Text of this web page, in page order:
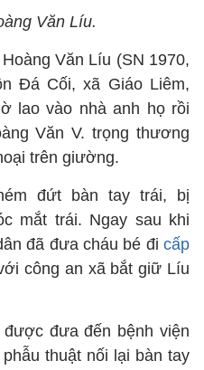
Văn Líu.
Văn Líu (SN 1970,
Đá Cối, xã Giáo Liêm,
lao vào nhà anh họ rồi
Văn V. trọng thương
trên giường.
đứt bàn tay trái, bị
mắt trái. Ngay sau khi
đã đưa cháu bé đi cấp
công an xã bắt giữ Líu
đưa đến bệnh viện
thuật nối lại bàn tay